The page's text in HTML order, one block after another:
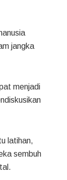
jangka
menjadi
latihan,
sembuh